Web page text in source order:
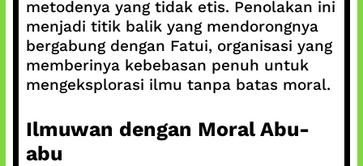
metodenya yang tidak etis. Penolakan ini
menjadi titik balik yang mendorongnya
bergabung dengan Fatui, organisasi yang
memberinya kebebasan penuh untuk
mengeksplorasi ilmu tanpa batas moral.
Ilmuwan dengan Moral Abu-
abu